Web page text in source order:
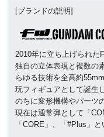
[ブランドの説明]
2010年に立ち上げられた
独自の立体表現と複数の
らゆる技術を全高約
玩フィギュアとして誕生
のちに変形機構やパーツ
現在は通常弾として「
「CORE」、「#Plus」